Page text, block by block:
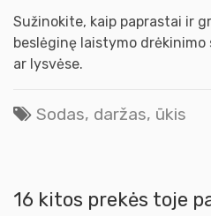
Sužinokite, kaip paprastai ir
beslėginę laistymo
ar lysvėse.
Sodas, daržas, ūkis
16 kitos prekės toje